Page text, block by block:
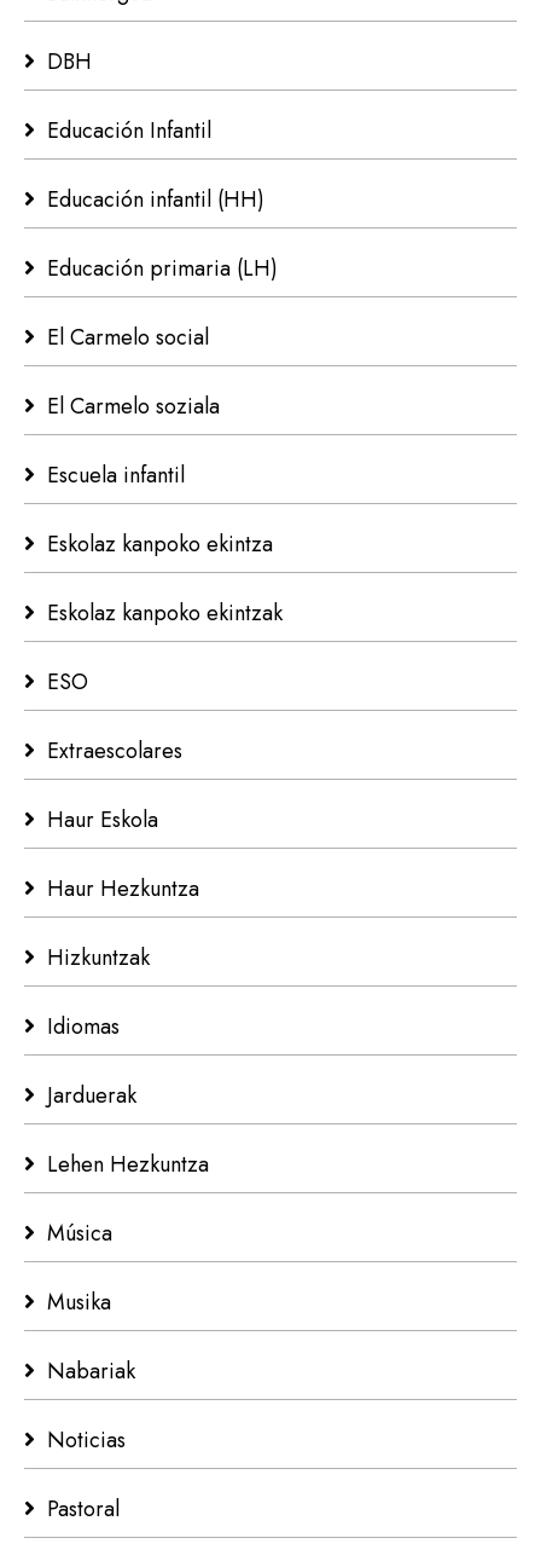
DBH
Educación Infantil
Educación infantil (HH)
Educación primaria (LH)
El Carmelo social
El Carmelo soziala
Escuela infantil
Eskolaz kanpoko ekintza
Eskolaz kanpoko ekintzak
ESO
Extraescolares
Haur Eskola
Haur Hezkuntza
Hizkuntzak
Idiomas
Jarduerak
Lehen Hezkuntza
Música
Musika
Nabariak
Noticias
Pastoral